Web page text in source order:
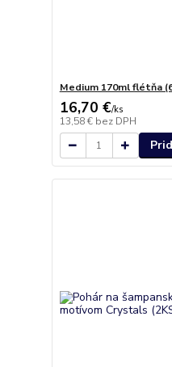
Medium 170ml flétňa
16,70 €/ks
13,58 € bez DPH